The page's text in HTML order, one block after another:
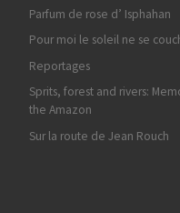
Parfum de rose d’ Isphahan
Pour moi le soleil ne se
Reportages
Sprits, forest and rivers:
the Amazon
Sur la route de Jean Rouch